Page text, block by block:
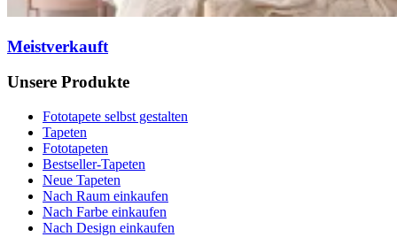
Meistverkauft
Unsere Produkte
Fototapete selbst gestalten
Tapeten
Fototapeten
Bestseller-Tapeten
Neue Tapeten
Nach Raum einkaufen
Nach Farbe einkaufen
Nach Design einkaufen